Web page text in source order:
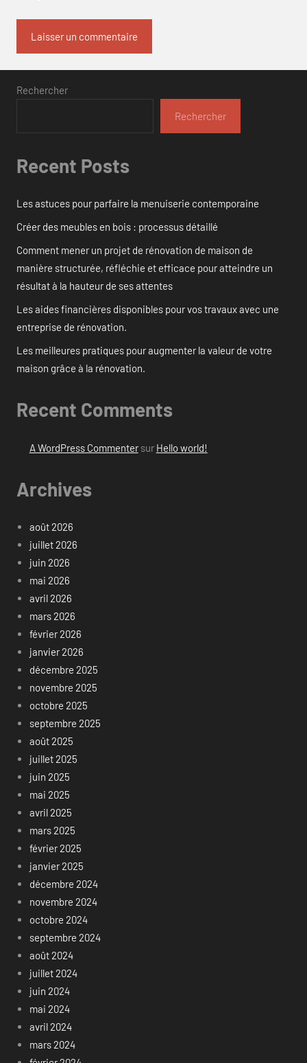
Rechercher
Rechercher
Recent Posts
Les astuces pour parfaire la menuiserie contemporaine
Créer des meubles en bois : processus détaillé
Comment mener un projet de rénovation de maison de
manière structurée, réfléchie et efficace pour atteindre un
résultat à la hauteur de ses attentes
Les aides financières disponibles pour vos travaux avec une
entreprise de rénovation.
Les meilleures pratiques pour augmenter la valeur de votre
maison grâce à la rénovation.
Recent Comments
A WordPress Commentersur Hello world!
Archives
août 2026
juillet 2026
juin 2026
mai 2026
avril 2026
mars 2026
février 2026
janvier 2026
décembre 2025
novembre 2025
octobre 2025
septembre 2025
août 2025
juillet 2025
juin 2025
mai 2025
avril 2025
mars 2025
février 2025
janvier 2025
décembre 2024
novembre 2024
octobre 2024
septembre 2024
août 2024
juillet 2024
juin 2024
mai 2024
avril 2024
mars 2024